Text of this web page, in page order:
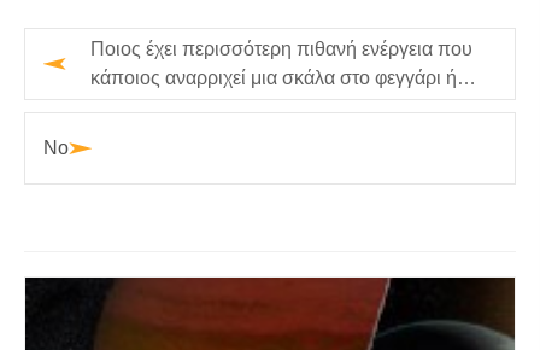
Ποιος έχει περισσότερη πιθανή ενέργεια που
κάποιος αναρριχεί μια σκάλα στο φεγγάρι ή
στη γη;
No